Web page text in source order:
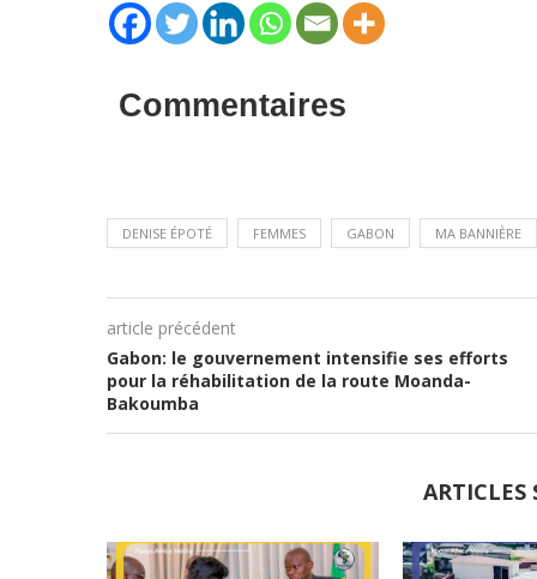
Commentaires
DENISE ÉPOTÉ FEMMES GABON MA BANNIÈRE
article précédent
Gabon: le gouvernement intensifie ses efforts
pour la réhabilitation de la route Moanda-
Bakoumba
ARTICLES